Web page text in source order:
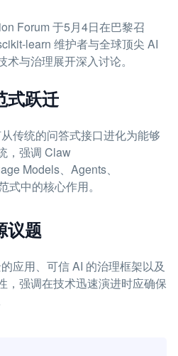
Forum 于5月4日在巴黎召
learn 维护者与全球顶尖 AI
与治理展开深入讨论。
式跃迁
传统的问答式接口进化为能够
，强调 Claw
Models、Agents、
中的核心作用。
议题
应用、可信 AI 的治理框架以及
，强调在技术迅速演进时应确保